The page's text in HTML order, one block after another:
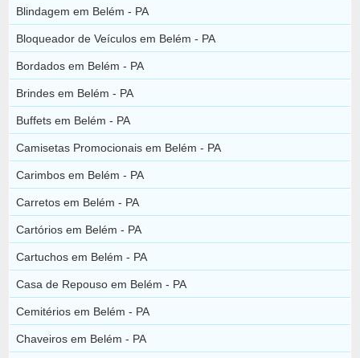
Blindagem em Belém - PA
Bloqueador de Veículos em Belém - PA
Bordados em Belém - PA
Brindes em Belém - PA
Buffets em Belém - PA
Camisetas Promocionais em Belém - PA
Carimbos em Belém - PA
Carretos em Belém - PA
Cartórios em Belém - PA
Cartuchos em Belém - PA
Casa de Repouso em Belém - PA
Cemitérios em Belém - PA
Chaveiros em Belém - PA